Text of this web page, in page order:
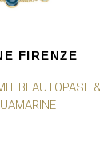
FIRENZE
BLAUTOPASE